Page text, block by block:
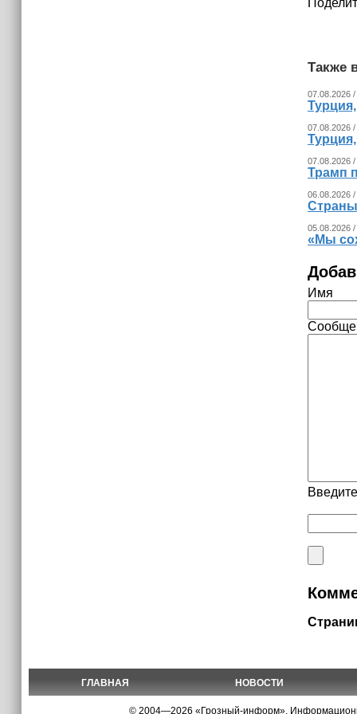
Также
07.08.2026
07.08.2026
07.08.2026
Трамп
06.08.2026
05.08.2026
«Мы
Имя
ГЛАВНАЯ НОВОСТИ
© 2004—2026 «Грозный-информ»,